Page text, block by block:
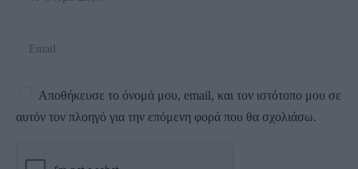
Αποθήκευσε το όνομά μου, email, και τον ιστότοπο μου σε
αυτόν τον πλοηγό για την επόμενη φορά που θα σχολιάσω.